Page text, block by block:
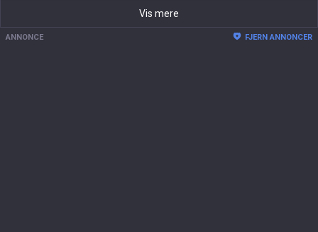
Vis mere
ANNONCE FJERN ANNONCER